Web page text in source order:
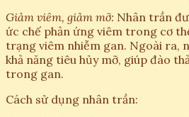
Giảm viêm, giảm mỡ: Nhân trần
ức chế phản ứng viêm trong cơ
trạng viêm nhiễm gan. Ngoài ra,
khả năng tiêu hủy mỡ, giúp đào
trong gan.
Cách sử dụng nhân trần: